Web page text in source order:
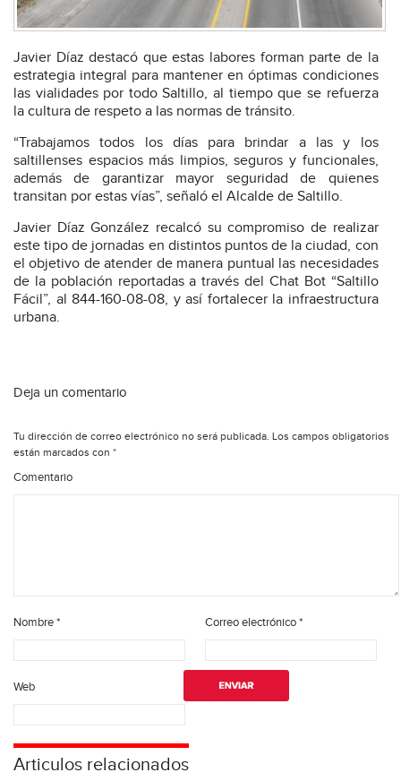
Javier Díaz destacó que estas labores forman parte de la
estrategia integral para mantener en óptimas condiciones
las vialidades por todo Saltillo, al tiempo que se refuerza
la cultura de respeto a las normas de tránsito.
“Trabajamos todos los días para brindar a las y los
saltillenses espacios más limpios, seguros y funcionales,
además de garantizar mayor seguridad de quienes
transitan por estas vías”, señaló el Alcalde de Saltillo.
Javier Díaz González recalcó su compromiso de realizar
este tipo de jornadas en distintos puntos de la ciudad, con
el objetivo de atender de manera puntual las necesidades
de la población reportadas a través del Chat Bot “Saltillo
Fácil”, al 844-160-08-08, y así fortalecer la infraestructura
urbana.
Deja un comentario
Tu dirección de correo electrónico no será publicada. Los campos obligatorios
están marcados con *
Comentario
Nombre* Correo electrónico*
Web
Articulos relacionados